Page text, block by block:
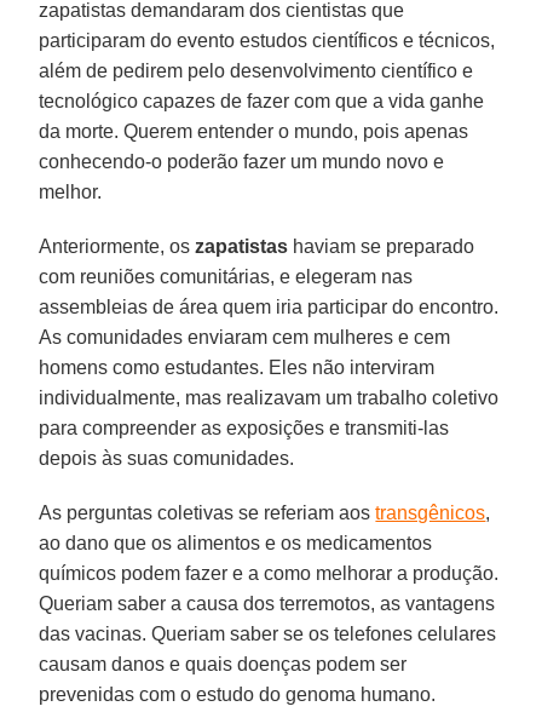
zapatistas demandaram dos cientistas que
participaram do evento estudos científicos e técnicos,
além de pedirem pelo desenvolvimento científico e
tecnológico capazes de fazer com que a vida ganhe
da morte. Querem entender o mundo, pois apenas
conhecendo-o poderão fazer um mundo novo e
melhor.
Anteriormente, oszapatistas haviam se preparado
com reuniões comunitárias, e elegeram nas
assembleias de área quem iria participar do encontro.
As comunidades enviaram cem mulheres e cem
homens como estudantes. Eles não interviram
individualmente, mas realizavam um trabalho coletivo
para compreender as exposições e transmiti-las
depois às suas comunidades.
As perguntas coletivas se referiam aostransgênicos,
ao dano que os alimentos e os medicamentos
químicos podem fazer e a como melhorar a produção.
Queriam saber a causa dos terremotos, as vantagens
das vacinas. Queriam saber se os telefones celulares
causam danos e quais doenças podem ser
prevenidas com o estudo do genoma humano.